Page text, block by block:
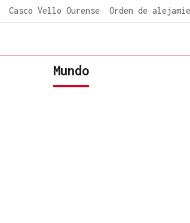
Casco Vello Ourense Orden de
Mundo